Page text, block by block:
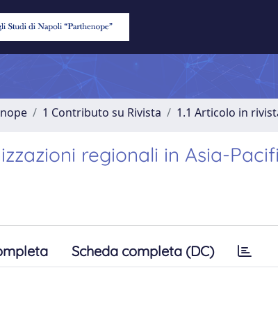
1 Contributo su Rivista 1.1 Articolo in
regionali in Asia-
Scheda completa (DC)